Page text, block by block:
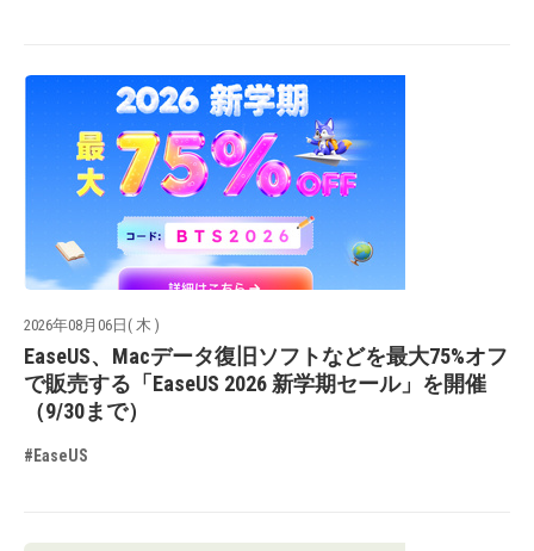
2026年08月06日( 木 )
EaseUS、Macデータ復旧ソフトなどを最大75%オフ
で販売する「EaseUS 2026 新学期セール」を開催
（9/30まで）
#EaseUS